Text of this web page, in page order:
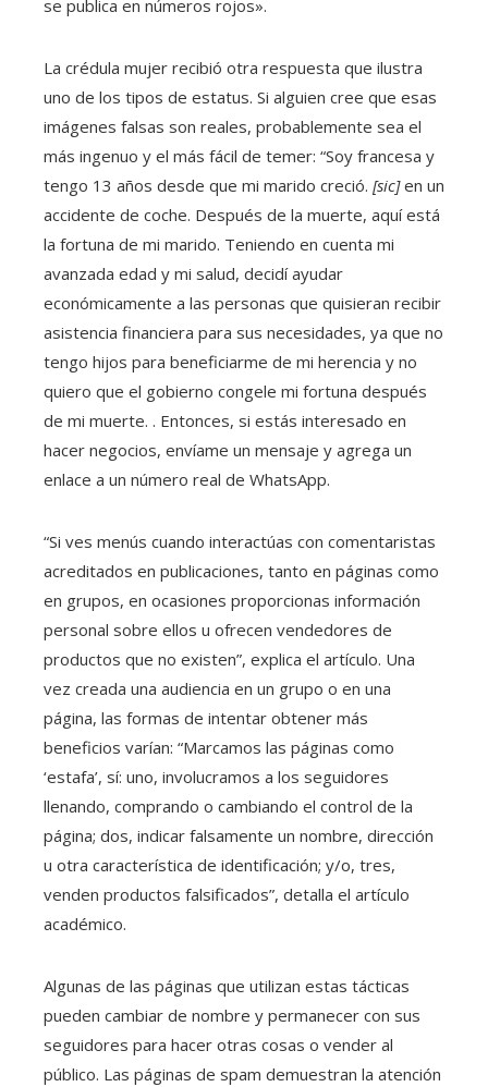
se publica en números rojos».
La crédula mujer recibió otra respuesta que ilustra
uno de los tipos de estatus. Si alguien cree que esas
imágenes falsas son reales, probablemente sea el
más ingenuo y el más fácil de temer: “Soy francesa y
tengo 13 años desde que mi marido creció. [sic]en un
accidente de coche. Después de la muerte, aquí está
la fortuna de mi marido. Teniendo en cuenta mi
avanzada edad y mi salud, decidí ayudar
económicamente a las personas que quisieran recibir
asistencia financiera para sus necesidades, ya que no
tengo hijos para beneficiarme de mi herencia y no
quiero que el gobierno congele mi fortuna después
de mi muerte. . Entonces, si estás interesado en
hacer negocios, envíame un mensaje y agrega un
enlace a un número real de WhatsApp.
“Si ves menús cuando interactúas con comentaristas
acreditados en publicaciones, tanto en páginas como
en grupos, en ocasiones proporcionas información
personal sobre ellos u ofrecen vendedores de
productos que no existen”, explica el artículo. Una
vez creada una audiencia en un grupo o en una
página, las formas de intentar obtener más
beneficios varían: “Marcamos las páginas como
‘estafa’, sí: uno, involucramos a los seguidores
llenando, comprando o cambiando el control de la
página; dos, indicar falsamente un nombre, dirección
u otra característica de identificación; y/o, tres,
venden productos falsificados”, detalla el artículo
académico.
Algunas de las páginas que utilizan estas tácticas
pueden cambiar de nombre y permanecer con sus
seguidores para hacer otras cosas o vender al
público. Las páginas de spam demuestran la atención